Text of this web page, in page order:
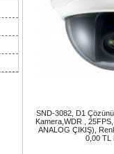
SND-3082, D1
Kamera,WDR ,
ANALOG ÇIKIŞ),
0,00 TL